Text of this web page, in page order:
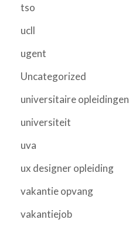
tso
ucll
ugent
Uncategorized
universitaire opleidingen
universiteit
uva
ux designer opleiding
vakantie opvang
vakantiejob